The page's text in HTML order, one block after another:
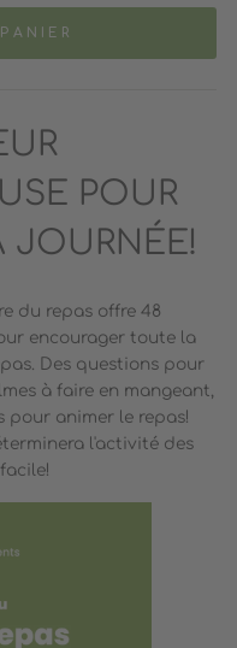
POUR
JOURNÉE!
du repas offre 48
encourager toute la
Des questions pour
à faire en mangeant,
pour animer le repas!
l'activité des